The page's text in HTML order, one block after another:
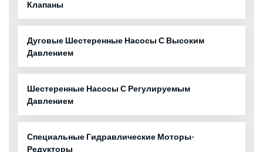
Клапаны
Дуговые Шестеренные Насосы С Высоким
Давлением
Шестеренные Насосы С Регулируемым
Давлением
Специальные Гидравлические Моторы-
Редукторы